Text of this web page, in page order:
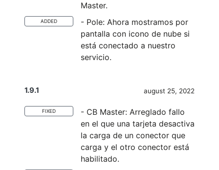
Master.
ADDED
- Pole: Ahora mostramos por
pantalla con icono de nube si
está conectado a nuestro
servicio.
1.9.1 august 25, 2022
FIXED
- CB Master: Arreglado fallo
en el que una tarjeta desactiva
la carga de un conector que
carga y el otro conector está
habilitado.